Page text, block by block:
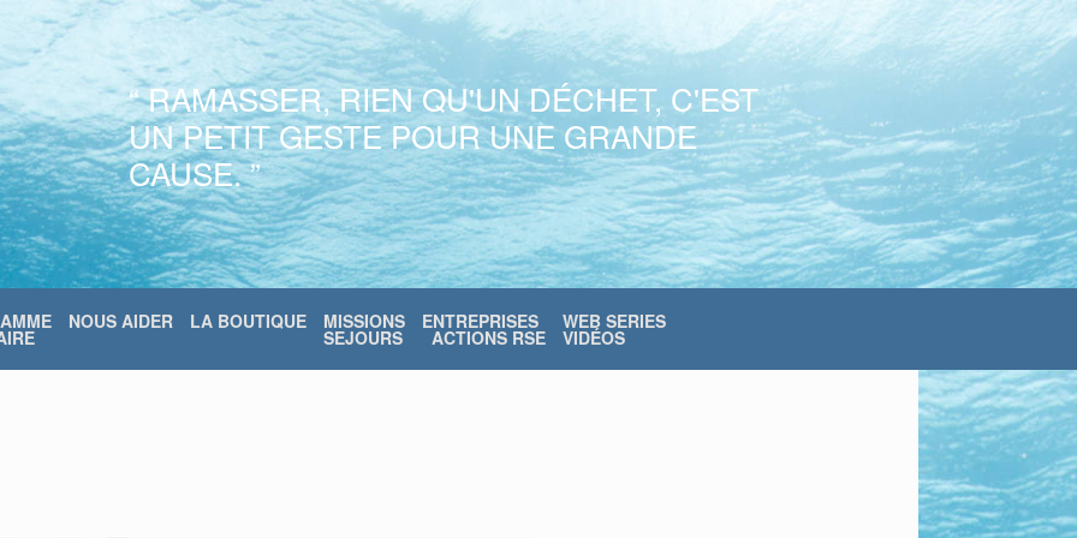
“ RAMASSER, RIEN QU'UN DÉCHET, C'EST
UN PETIT GESTE POUR UNE GRANDE
CAUSE. ”
NOUS AIDER LA BOUTIQUE MISSIONS
SEJOURS
ENTREPRISES
ACTIONS RSE
WEB SERIES
VIDÉOS